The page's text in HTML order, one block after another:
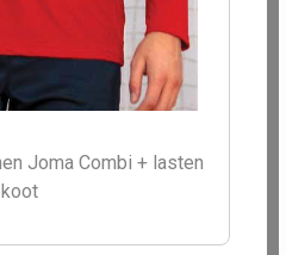
Joma Combi + lasten
koot